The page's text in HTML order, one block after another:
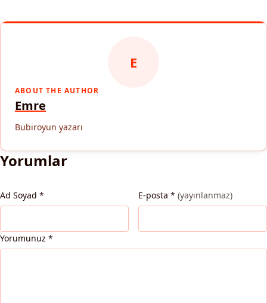
E
ABOUT THE AUTHOR
Emre
Bubiroyun yazarı
Yorumlar
Ad Soyad * E-posta * (yayınlanmaz)
Yorumunuz *